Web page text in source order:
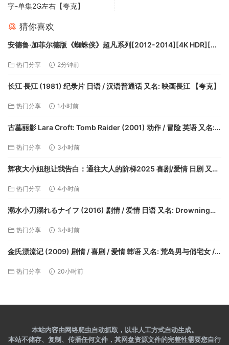
字-单集2G左右【夸克】
猜你喜欢
安德鲁·加菲尔德版《蜘蛛侠》超凡系列[2012-2014][4K HDR][国
热门分享 2分钟前
长江 長江 (1981) 纪录片 日语 / 汉语普通话 又名: 映画長江 【夸克】
热门分享 1小时前
古墓丽影 Lara Croft: Tomb Raider (2001) 动作 / 冒险 英语 又名:
热门分享 3小时前
辉夜大小姐想让我告白：通往大人的阶梯2025 喜剧/爱情 日剧 又
人的阶梯【夸克】
热门分享 4小时前
溺水小刀溺れるナイフ (2016) 剧情 / 爱情 日语 又名: Drowning
热门分享 3小时前
金氏漂流记 (2009) 剧情 / 喜剧 / 爱情 韩语 又名: 荒岛男与俏宅女 /
热门分享 20小时前
本站内容由网络爬虫自动抓取，以非人工方式自动生成。
本站不储存、复制、传播任何文件，其网盘资源文件的完整性需要您自行